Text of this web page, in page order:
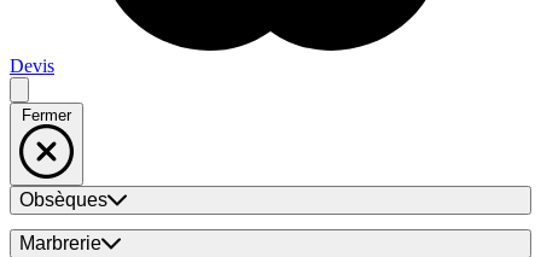
Devis
Fermer
Obsèques
Marbrerie